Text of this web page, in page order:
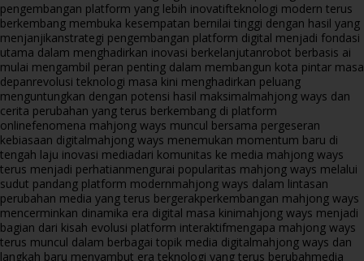
pengembangan platform yang lebih inovatifteknologi modern terus
berkembang membuka kesempatan bernilai tinggi dengan hasil yang
menjanjikanstrategi pengembangan platform digital menjadi fondasi
utama dalam menghadirkan inovasi berkelanjutanrobot berbasis ai
mulai mengambil peran penting dalam membangun kota pintar masa
depanrevolusi teknologi masa kini menghadirkan peluang
menguntungkan dengan potensi hasil maksimalmahjong ways dan
cerita perubahan yang terus berkembang di platform
onlinefenomena mahjong ways muncul bersama pergeseran
kebiasaan digitalmahjong ways menemukan momentum baru di
tengah laju inovasi mediadari komunitas ke media mahjong ways
terus menjadi perhatianmengurai popularitas mahjong ways melalui
sudut pandang platform modernmahjong ways dalam lintasan
perubahan media yang terus bergerakperkembangan mahjong ways
mencerminkan dinamika era digital masa kinimahjong ways menjadi
bagian dari kisah evolusi platform interaktifmengapa mahjong ways
terus muncul dalam berbagai topik media digitalmahjong ways dan
langkah baru menyambut era teknologi yang terus berubahmedia